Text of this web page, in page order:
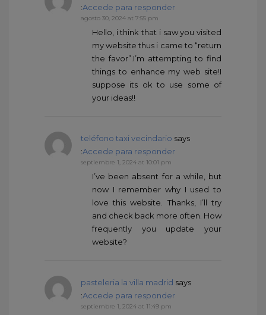
:Accede para responder
agosto 30, 2024 at 7:55 pm
Hello, i think that i saw you visited
my website thus i came to “return
the favor”.I’m attempting to find
things to enhance my web site!I
suppose its ok to use some of
your ideas!!
teléfono taxi vecindario says
:Accede para responder
septiembre 1, 2024 at 10:01 pm
I’ve been absent for a while, but
now I remember why I used to
love this website. Thanks, I’ll try
and check back more often. How
frequently you update your
website?
pasteleria la villa madrid says
:Accede para responder
septiembre 1, 2024 at 11:49 pm